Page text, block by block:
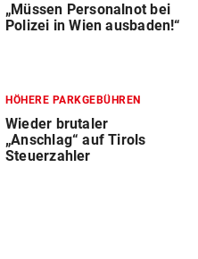
„Müssen Personalnot bei
Polizei in Wien ausbaden!“
HÖHERE PARKGEBÜHREN
Wieder brutaler
„Anschlag“ auf Tirols
Steuerzahler